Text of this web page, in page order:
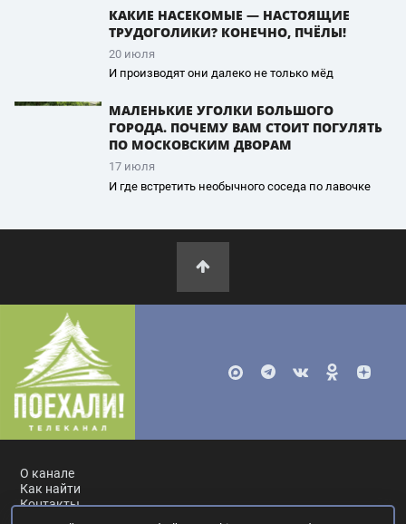
КАКИЕ НАСЕКОМЫЕ — НАСТОЯЩИЕ
ТРУДОГОЛИКИ? КОНЕЧНО, ПЧЁЛЫ!
20 июля
И производят они далеко не только мёд
МАЛЕНЬКИЕ УГОЛКИ БОЛЬШОГО
ГОРОДА. ПОЧЕМУ ВАМ СТОИТ ПОГУЛЯТЬ
ПО МОСКОВСКИМ ДВОРАМ
17 июля
И где встретить необычного соседа по лавочке
О канале
Как найти
Контакты